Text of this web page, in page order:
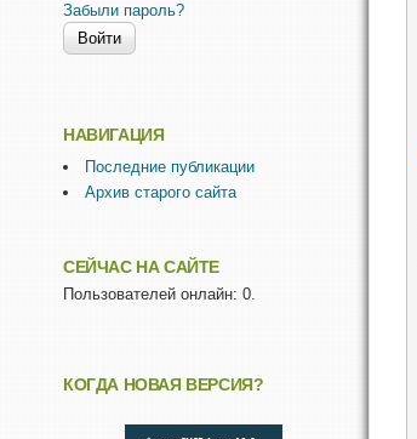
Забыли пароль?
НАВИГАЦИЯ
Последние публикации
Архив старого сайта
СЕЙЧАС НА САЙТЕ
Пользователей онлайн: 0.
КОГДА НОВАЯ ВЕРСИЯ?